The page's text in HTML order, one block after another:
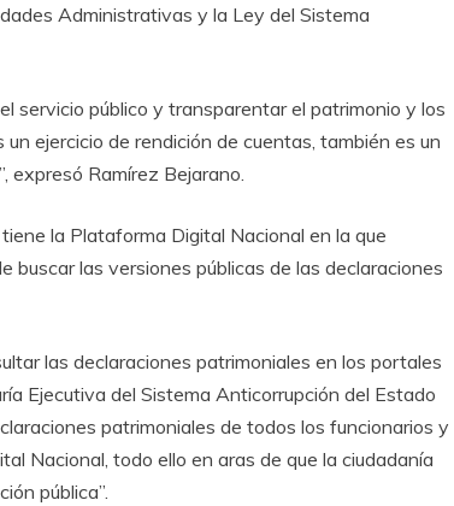
Administrativas y la Ley del Sistema
servicio público y transparentar el patrimonio y los
ejercicio de rendición de cuentas, también es un
expresó Ramírez Bejarano.
la Plataforma Digital Nacional en la que
buscar las versiones públicas de las declaraciones
las declaraciones patrimoniales en los portales
Ejecutiva del Sistema Anticorrupción del Estado
patrimoniales de todos los funcionarios y
Nacional, todo ello en aras de que la ciudadanía
pública”.